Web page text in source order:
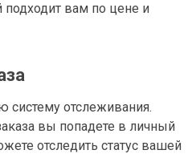
подходит вам по цене и
систему отслеживания.
вы попадете в личный
отследить статус вашей